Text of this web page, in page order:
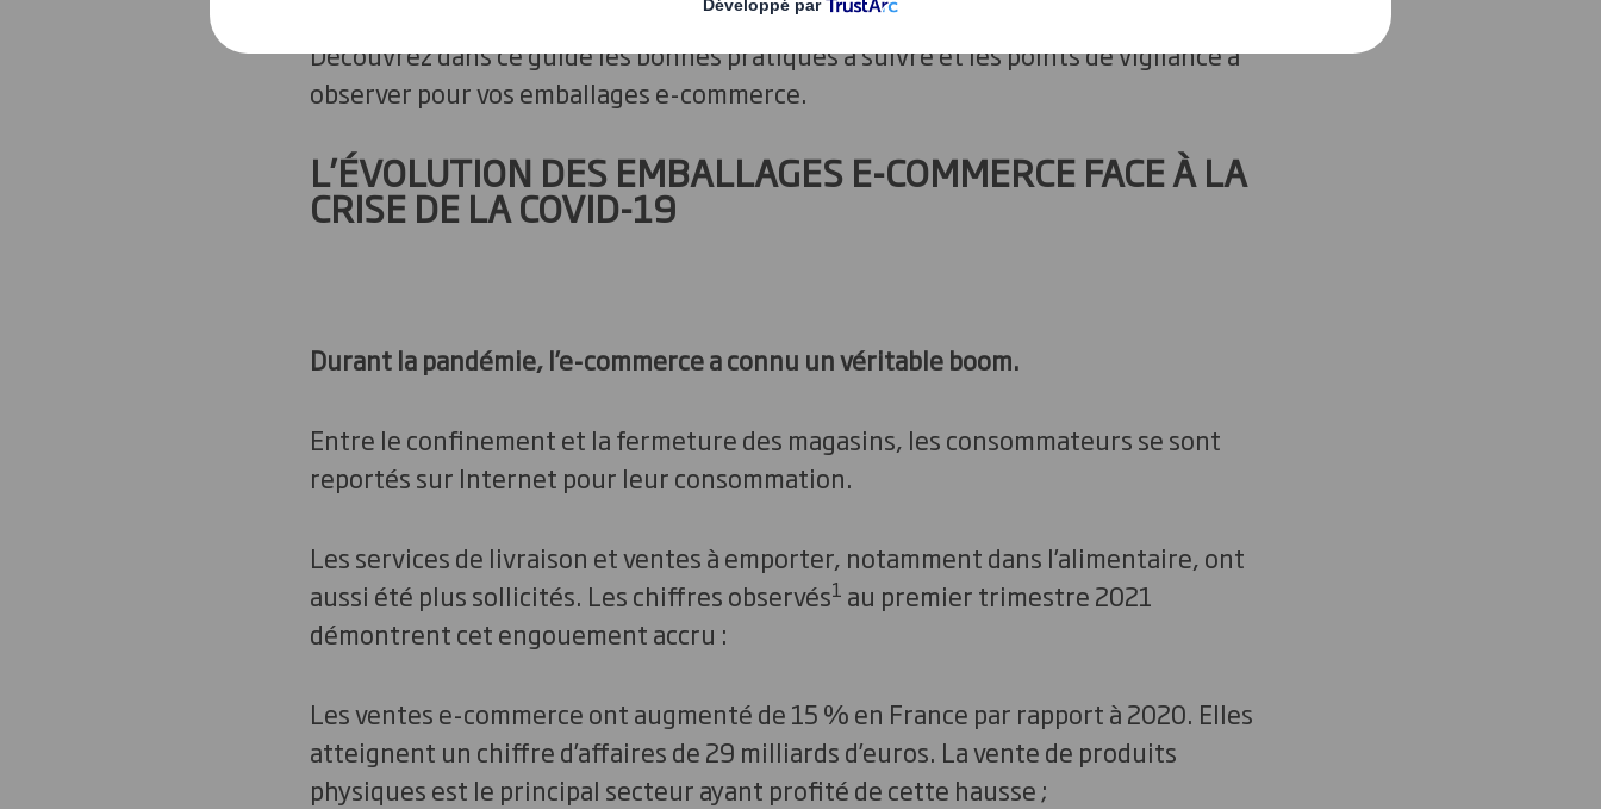
Découvrez dans ce guide les bonnes pratiques à suivre et les points de vigilance à
observer pour vos emballages e-commerce.
L’ÉVOLUTION DES EMBALLAGES E-COMMERCE FACE À LA
CRISE DE LA COVID-19
Durant la pandémie, l’e-commerce a connu un véritable boom.
Entre le confinement et la fermeture des magasins, les consommateurs se sont
reportés sur Internet pour leur consommation.
Les services de livraison et ventes à emporter, notamment dans l’alimentaire, ont
aussi été plus sollicités. Les chiffres observés1 au premier trimestre 2021
démontrent cet engouement accru :
Les ventes e-commerce ont augmenté de 15 % en France par rapport à 2020. Elles
atteignent un chiffre d’affaires de 29 milliards d’euros. La vente de produits
physiques est le principal secteur ayant profité de cette hausse ;